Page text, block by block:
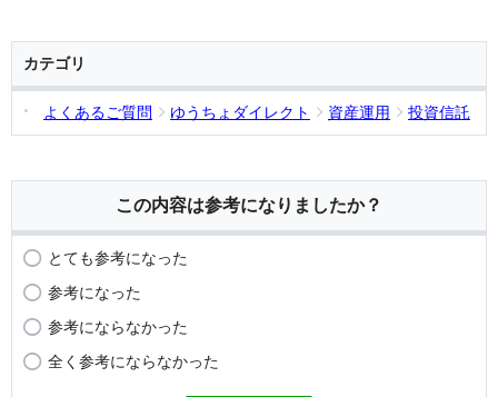
カテゴリ
よくあるご質問 ゆうちょダイレクト 資産運用 投資信託
この内容は参考になりましたか？
とても参考になった
参考になった
参考にならなかった
全く参考にならなかった